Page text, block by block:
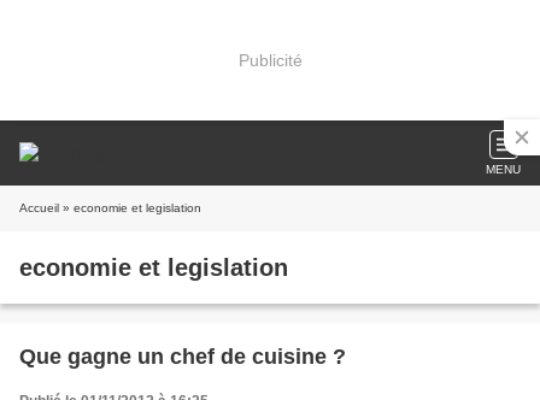
Publicité
MENU
Accueil » economie et legislation
economie et legislation
Que gagne un chef de cuisine ?